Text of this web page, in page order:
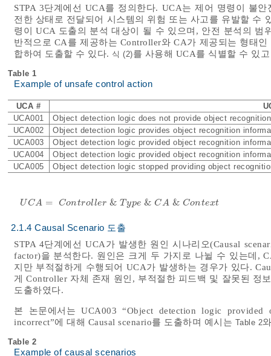
STPA 3단계에선 UCA를 정의한다. UCA는 제어 명령이 불
전한 상태로 전달되어 시스템의 위험 또는 사고를 유발할 수
령이 UCA 도출의 분석 대상이 될 수 있으며, 안전 분석의
반적으로 CA를 제공하는 Controller와 CA가 제공되는 형태
합하여 도출할 수 있다. 식 (2)를 사용해 UCA를 식별할 수 있
Table 1
Example of unsafe control action
UCA #
UCA001
Object detection logic does not provide object
UCA002
Object detection logic provides object recognition
UCA003
Object detection logic provided object recognition
UCA004
Object detection logic provided object recognition
UCA005
Object detection logic stopped providing object
UCA = Controller & Type & C A & Context
U CA= Controll er & Type & C A & Con
2.1.4 Causal Scenario 도출
STPA 4단계에선 UCA가 발생한 원인 시나리오(Causal
factor)을 분석한다. 원인은 크게 두 가지로 나뉠 수 있는데,
지만 부적절하게 수행되어 UCA가 발생하는 경우가 있다.
게 Controller 자체 존재 원인, 부적절한 피드백 및 잘못된 정
도출하였다.
본 논문에서는 UCA003 “Object detection logic
incorrect”에 대해 Causal scenario를 도출하며 예시는 Table 2
Table 2
Example of causal scenarios